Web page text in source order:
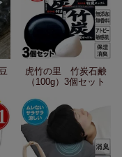
虎竹の里 竹炭石鹸
（100g）3個セット